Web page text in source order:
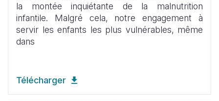
la montée inquiétante de la malnutrition
infantile. Malgré cela, notre engagement à
servir les enfants les plus vulnérables, même
dans
Télécharger